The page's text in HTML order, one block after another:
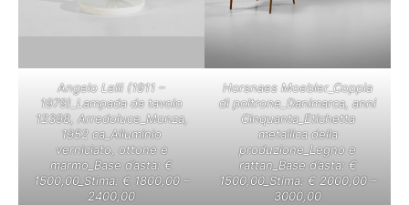
Angelo Lelii (1911 –
1979)_Lampada da tavolo
12398, Arredoluce_Monza,
1952 ca_Alluminio
verniciato, ottone e
marmo_Base d’asta: €
1500,00_Stima: € 1800,00 –
2400,00
Horsnaes Moebler_Coppia
di poltrone_Danimarca, anni
Cinquanta_Etichetta
metallica della
produzione_Legno e
rattan_Base d’asta: €
1500,00_Stima: € 2000,00 –
3000,00